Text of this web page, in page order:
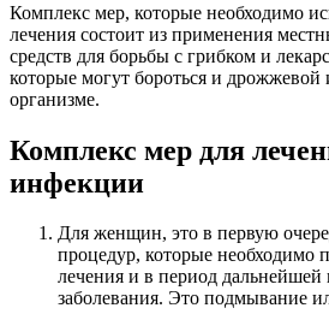
Комплекс мер, которые необходимо
лечения состоит из применения
средств для борьбы с грибком и
которые могут бороться и
организме.
Комплекс мер для
инфекции
Для женщин, это в первую
процедур, которые необходимо
лечения и в период дальнейшей
заболевания. Это подмывание